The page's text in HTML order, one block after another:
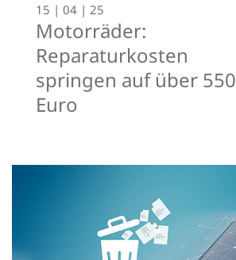
15 | 04 | 25
Motorräder:
Reparaturkosten
springen auf über 550
Euro